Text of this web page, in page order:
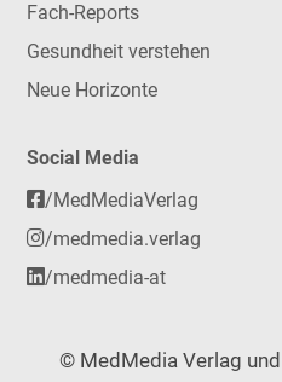
Fach-Reports
Gesundheit verstehen
Neue Horizonte
Social Media
/MedMediaVerlag
/medmedia.verlag
/medmedia-at
© MedMedia Verlag